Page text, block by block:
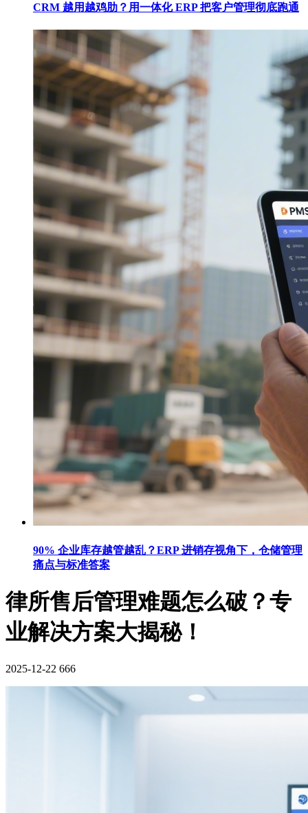
CRM 越用越鸡肋？用一体化 ERP 把客户管理彻底跑通
90% 企业库存越管越乱？ERP 进销存视角下，仓储管理
痛点与标准答案
律所售后管理难题怎么破？专
业解决方案大揭秘！
2025-12-22 666